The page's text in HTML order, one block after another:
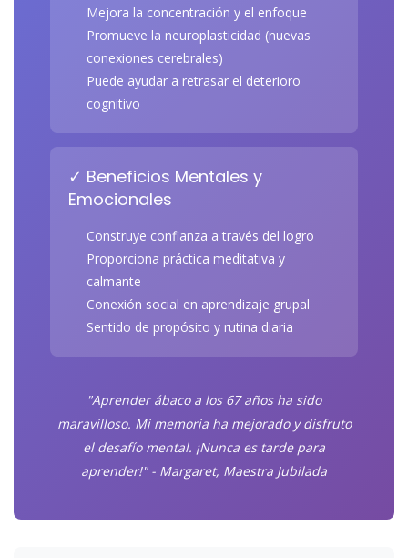
Mejora la concentración y el enfoque
Promueve la neuroplasticidad (nuevas
conexiones cerebrales)
Puede ayudar a retrasar el deterioro
cognitivo
✓ Beneficios Mentales y
Emocionales
Construye confianza a través del logro
Proporciona práctica meditativa y
calmante
Conexión social en aprendizaje grupal
Sentido de propósito y rutina diaria
"Aprender ábaco a los 67 años ha sido
maravilloso. Mi memoria ha mejorado y disfruto
el desafío mental. ¡Nunca es tarde para
aprender!" - Margaret, Maestra Jubilada